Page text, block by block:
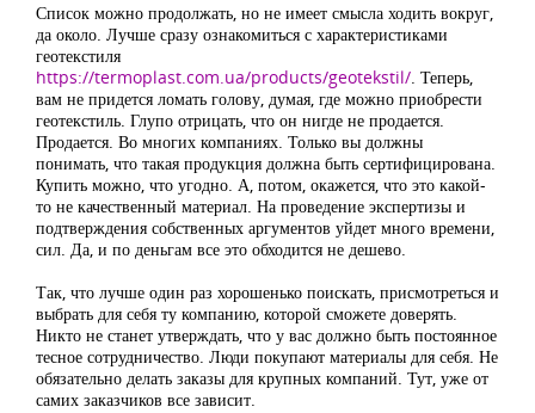
Список можно продолжать, но не имеет смысла ходить вокруг,
да около. Лучше сразу ознакомиться с характеристиками
геотекстиля
https://termoplast.com.ua/products/geotekstil/. Теперь,
вам не придется ломать голову, думая, где можно приобрести
геотекстиль. Глупо отрицать, что он нигде не продается.
Продается. Во многих компаниях. Только вы должны
понимать, что такая продукция должна быть сертифицирована.
Купить можно, что угодно. А, потом, окажется, что это какой-
то не качественный материал. На проведение экспертизы и
подтверждения собственных аргументов уйдет много времени,
сил. Да, и по деньгам все это обходится не дешево.
Так, что лучше один раз хорошенько поискать, присмотреться и
выбрать для себя ту компанию, которой сможете доверять.
Никто не станет утверждать, что у вас должно быть постоянное
тесное сотрудничество. Люди покупают материалы для себя. Не
обязательно делать заказы для крупных компаний. Тут, уже от
самих заказчиков все зависит.